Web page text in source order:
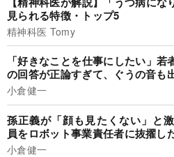
見られる特徴・トップ5
精神科医 Tomy
「好きなことを仕事にしたい」若
の回答が正論すぎて、ぐうの音も
小倉健一
孫正義が「顔も見たくない」と
員をロボット事業責任者に抜擢し
小倉健一